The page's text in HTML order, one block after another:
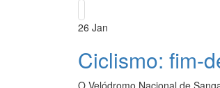
26 Jan
Ciclismo: fim-
O Velódromo Nacional de